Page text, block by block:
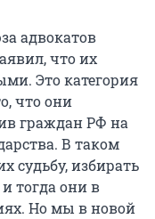
адвокатов
что их
Это категория
что они
граждан РФ на
В таком
судьбу, избирать
тогда они в
Но мы в новой